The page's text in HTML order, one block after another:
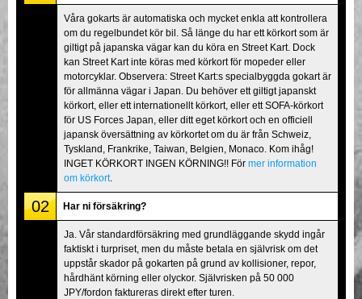
Tokyo Shinagawa Tokyo Akihabara#1
Tokyo Akihabara#2 Tokyo Shibuya
Tokyo Shibuya Annex Tokyo Bay
Tokyo Asakusa Osaka
Okinawa
Våra gokarts är automatiska och mycket enkla att kontrollera
om du regelbundet kör bil. Så länge du har ett körkort som är
giltigt på japanska vägar kan du köra en Street Kart. Dock
kan Street Kart inte köras med körkort för mopeder eller
motorcyklar. Observera: Street Kart:s specialbyggda gokart är
för allmänna vägar i Japan. Du behöver ett giltigt japanskt
körkort, eller ett internationellt körkort, eller ett SOFA-körkort
för US Forces Japan, eller ditt eget körkort och en officiell
japansk översättning av körkortet om du är från Schweiz,
Tyskland, Frankrike, Taiwan, Belgien, Monaco. Kom ihåg!
INGET KÖRKORT INGEN KÖRNING!! För mer information
om körkort.
02 Har ni försäkring?
Ja. Vår standardförsäkring med grundläggande skydd ingår
faktiskt i turpriset, men du måste betala en självrisk om det
uppstår skador på gokarten på grund av kollisioner, repor,
hårdhänt körning eller olyckor. Självrisken på 50 000
JPY/fordon faktureras direkt efter turen.